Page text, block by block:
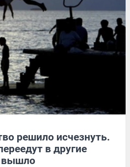
решило исчезнуть.
в другие
вышло